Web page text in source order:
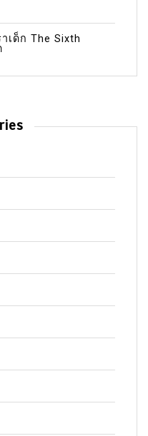
เด็ก The Sixth